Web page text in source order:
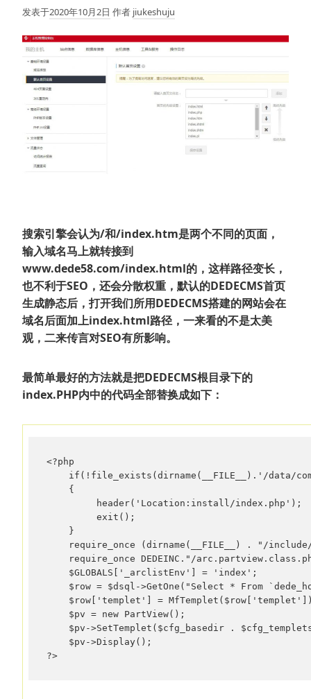
发表于2020年10月2日 作者 jiukeshuju
搜索引擎会认为/和/index.htm是两个不同的页面，
输入域名马上就转接到
www.dede58.com/index.html的，这样路径变长，
也不利于SEO，还会分散权重，默认的DEDECMS首页
生成静态后，打开我们所用DEDECMS搭建的网站会在
域名后面加上index.html路径，一来看的不是太美
观，二来传言对SEO有所影响。
最简单最好的方法就是把DEDECMS根目录下的
index.PHP内中的代码全部替换成如下：
<?php
if(!file_exists(dirname(__FILE__).'/data/
    {
header('Location:install/
         exit();
    }
require_once (dirname(__FILE__) . "/
require_once DEDEINC."/
    $GLOBALS['_arclistEnv'] = 'index';
$row = $dsql->GetOne("Select * From
$row['templet'] =
    $pv = new PartView();
$pv->SetTemplet($cfg_basedir .
    $pv->Display();
?>